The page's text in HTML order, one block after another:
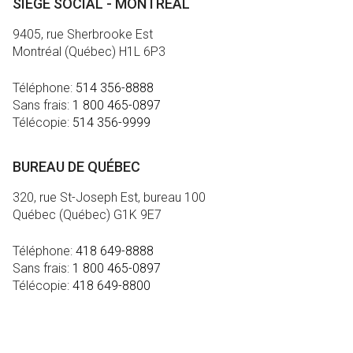
SIÈGE SOCIAL - MONTRÉAL
9405, rue Sherbrooke Est
Montréal (Québec) H1L 6P3
Téléphone: 514 356-8888
Sans frais: 1 800 465-0897
Télécopie: 514 356-9999
BUREAU DE QUÉBEC
320, rue St-Joseph Est, bureau 100
Québec (Québec) G1K 9E7
Téléphone: 418 649-8888
Sans frais: 1 800 465-0897
Télécopie: 418 649-8800